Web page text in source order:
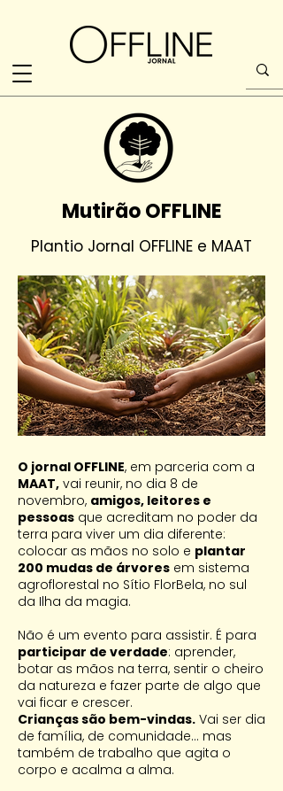
Mutirão OFFLINE
Plantio Jornal OFFLINE e MAAT
O jornal OFFLINE, em parceria com a
MAAT, vai reunir, no dia 8 de
novembro, amigos, leitores e
pessoas que acreditam no poder da
terra para viver um dia diferente:
colocar as mãos no solo e plantar
200 mudas de árvores em sistema
agroflorestal no Sítio FlorBela, no sul
da Ilha da magia.
Não é um evento para assistir. É para
participar de verdade: aprender,
botar as mãos na terra, sentir o cheiro
da natureza e fazer parte de algo que
vai ficar e crescer.
Crianças são bem-vindas. Vai ser dia
de família, de comunidade… mas
também de trabalho que agita o
corpo e acalma a alma.